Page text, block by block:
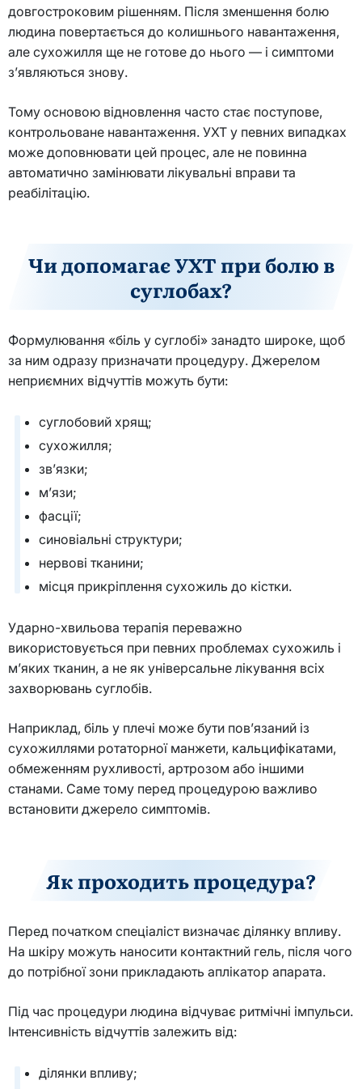
довгостроковим рішенням. Після зменшення болю
людина повертається до колишнього навантаження,
але сухожилля ще не готове до нього — і симптоми
з’являються знову.
Тому основою відновлення часто стає поступове,
контрольоване навантаження. УХТ у певних випадках
може доповнювати цей процес, але не повинна
автоматично замінювати лікувальні вправи та
реабілітацію.
Чи допомагає УХТ при болю в
суглобах?
Формулювання «біль у суглобі» занадто широке, щоб
за ним одразу призначати процедуру. Джерелом
неприємних відчуттів можуть бути:
суглобовий хрящ;
сухожилля;
зв’язки;
м’язи;
фасції;
синовіальні структури;
нервові тканини;
місця прикріплення сухожиль до кістки.
Ударно-хвильова терапія переважно
використовується при певних проблемах сухожиль і
м’яких тканин, а не як універсальне лікування всіх
захворювань суглобів.
Наприклад, біль у плечі може бути пов’язаний із
сухожиллями ротаторної манжети, кальцифікатами,
обмеженням рухливості, артрозом або іншими
станами. Саме тому перед процедурою важливо
встановити джерело симптомів.
Як проходить процедура?
Перед початком спеціаліст визначає ділянку впливу.
На шкіру можуть наносити контактний гель, після чого
до потрібної зони прикладають аплікатор апарата.
Під час процедури людина відчуває ритмічні імпульси.
Інтенсивність відчуттів залежить від:
ділянки впливу;